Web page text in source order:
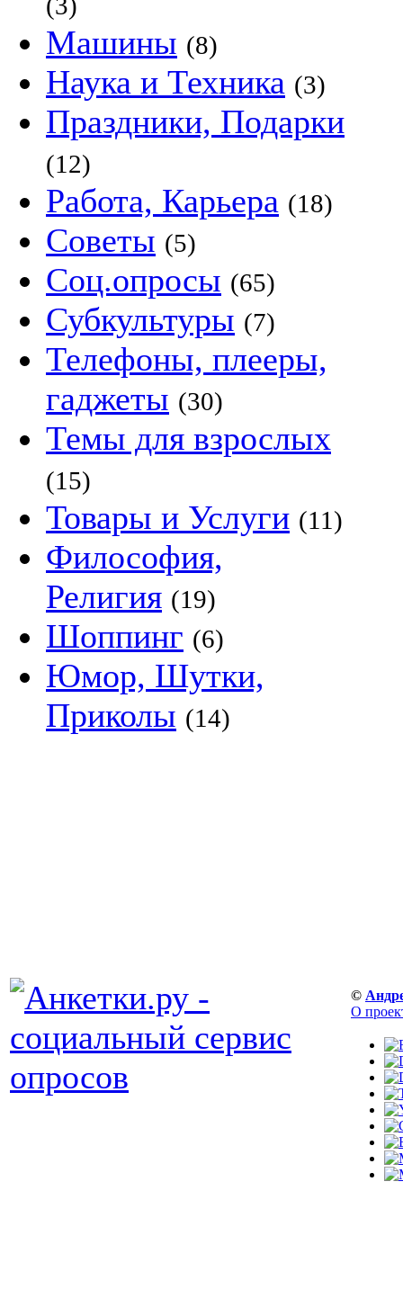
Машины (8)
Наука и Техника (3)
Праздники, Подарки
(12)
Работа, Карьера (18)
Советы (5)
Соц.опросы (65)
Субкультуры (7)
Телефоны, плееры,
гаджеты (30)
Темы для взрослых
(15)
Товары и Услуги (11)
Философия,
Религия (19)
Шоппинг (6)
Юмор, Шутки,
Приколы (14)
©
О